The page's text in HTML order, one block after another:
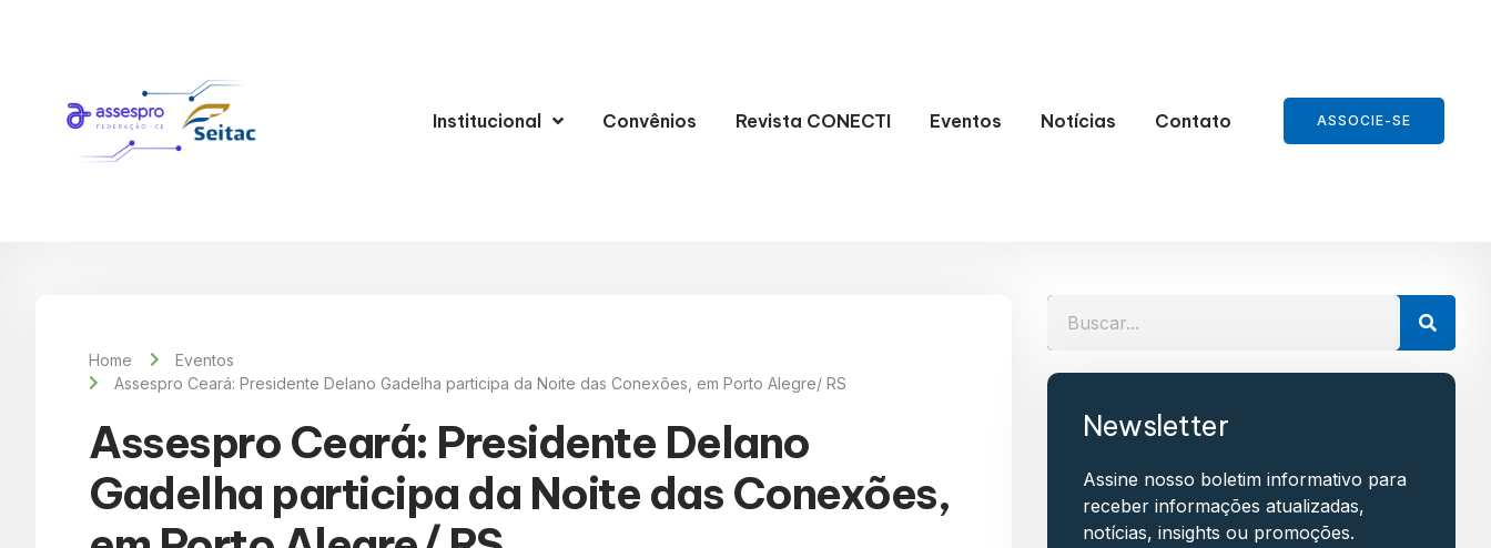
Institucional Convênios Revista CONECTI Eventos Notícias Contato ASSOCIE-SE
Home
Eventos
Assespro Ceará: Presidente Delano Gadelha participa da Noite das Conexões, em Porto Alegre/ RS
Assespro Ceará: Presidente Delano
Gadelha participa da Noite das Conexões,
Newsletter
Assine nosso boletim informativo para
receber informações atualizadas,
notícias, insights ou promoções.​